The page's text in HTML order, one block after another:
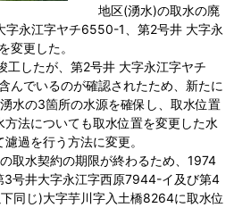
地区(湧水)の取水の廃
字永江字ヤチ6550-1、第2号井 大字永
変更した。
したが、第2号井 大字永江字ヤチ
んでいるのが確認されたため、新たに
水の3箇所の水源を確保し、取水位置
法についても取水位置を変更した水
過を行う方法に変更。
取水契約の期限が終わるため、1974
号井大字永江字西原7944-イ及び第4
同じ)大字芋川字入土橋8264に取水位